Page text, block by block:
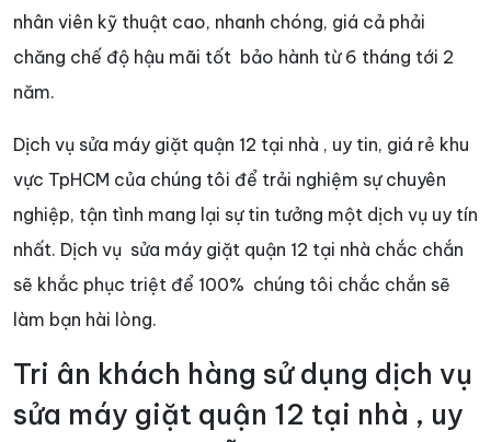
nhân viên kỹ thuật cao, nhanh chóng, giá cả phải
chăng chế độ hậu mãi tốt bảo hành từ 6 tháng tới 2
năm.
Dịch vụ sửa máy giặt quận 12 tại nhà , uy tin, giá rẻ khu
vực TpHCM của chúng tôi để trải nghiệm sự chuyên
nghiệp, tận tình mang lại sự tin tưởng một dịch vụ uy tín
nhất. Dịch vụ sửa máy giặt quận 12 tại nhà chắc chắn
sẽ khắc phục triệt để 100% chúng tôi chắc chắn sẽ
làm bạn hài lòng.
Tri ân khách hàng sử dụng dịch vụ
sửa máy giặt quận 12 tại nhà , uy